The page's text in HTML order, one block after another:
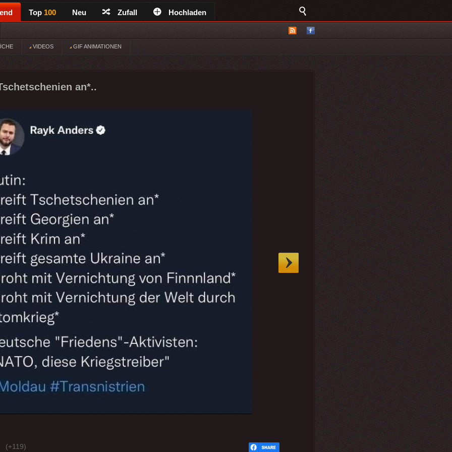
Top 100 Neu Zufall Hochladen
VIDEOS GIF ANIMATIONEN
an*..
(+119)